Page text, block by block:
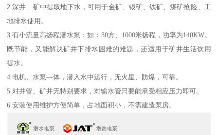
2.深井、矿中提取地下水，可用于金矿、银矿、铁矿、煤矿抢险、工
地排水使用。
3.有小流量高扬程潜水泵：如：30方、1000米扬程，功率为140KW。
既节能，又能解决矿井下排水困难的难题，还适用于矿井生活饮用
提水。
4.电机、水泵—体，潜入水中运行，无火星、防爆，可靠。
5.对井管、矿井无特别要求，对输水管只要能承受相应压力即可。
6.安装使用维护方便简单，占地面积小，不需建造泵房。